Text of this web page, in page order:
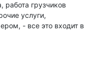
работа грузчиков
услуги,
- все это входит в